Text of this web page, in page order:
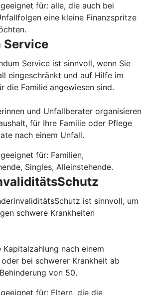
für: alle, die auch bei
eine kleine Finanzspritze
Service
Service ist sinnvoll, wenn Sie
eingeschränkt und auf Hilfe im
die Familie angewiesen sind.
und Unfallberater organisieren
für Ihre Familie oder Pflege
nach einem Unfall.
für: Familien,
Singles, Alleinstehende.
ist sinnvoll, um
schwere Krankheiten
Kapitalzahlung nach einem
bei schwerer Krankheit ab
von 50.
für: Eltern, die die